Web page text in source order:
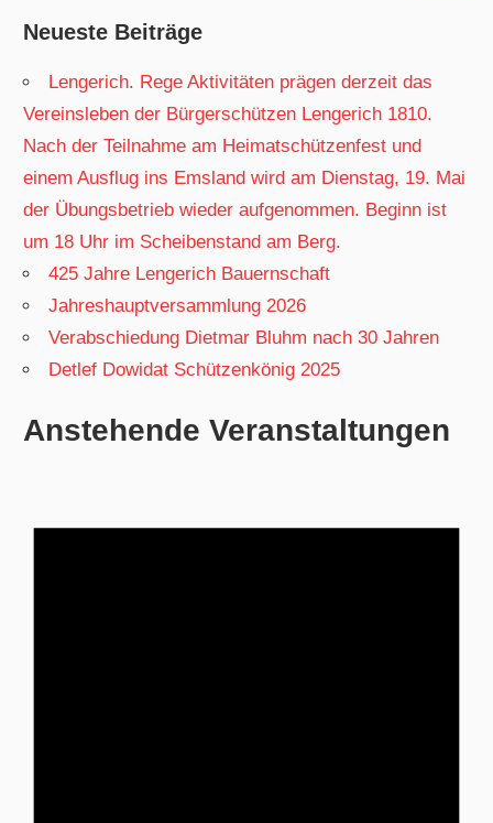
Neueste Beiträge
Lengerich. Rege Aktivitäten prägen derzeit das
Vereinsleben der Bürgerschützen Lengerich 1810.
Nach der Teilnahme am Heimatschützenfest und
einem Ausflug ins Emsland wird am Dienstag, 19. Mai
der Übungsbetrieb wieder aufgenommen. Beginn ist
um 18 Uhr im Scheibenstand am Berg.
425 Jahre Lengerich Bauernschaft
Jahreshauptversammlung 2026
Verabschiedung Dietmar Bluhm nach 30 Jahren
Detlef Dowidat Schützenkönig 2025
Anstehende Veranstaltungen